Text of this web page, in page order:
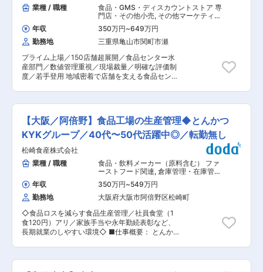
れ、食品産業優良企業等表彰において「農林水産
大臣賞」を受賞。また2019年にも地域社会への貢
献が高く評価され、千葉県優秀企業経営者表彰に
おいて「知事賞」を受賞するなど、企業としても
多方面で認められる存在となっています。 ◇持続
可能な未来を目指す環境保護活動 再生可能エネル
ギーの活用を推進しており、2024年には自社物
流センターの屋上に太陽光発電設備を設置し、電
活用しております。 様々な活動を通じて地球環境
の保全に対して企業として貢献しています。 変更
程」3を「製品工程」4を「包装工程」と呼んでお
ります。すべての工程を中央制御室で管理するポ
ジションが班長です。 ■業務詳細 ・入社後は
「液工程」「製品工程」「包装工程」いずれかの
ポジションに配属されます ・上記の工程を習熟し
た後は、全工程を統括する班長ポジションを目指
す事が可能です ・自動化が進んでいるので、職人
技を必要とする手作業などはなく、機械操作がメ
インです（マニュアル有） ■組織構成 部長、課
長、班長4名、スタッフ15名（うち女性1名）が在
を学ぶ期間として、入社1ヶ月間は歴史やビジョ
ンおよび各部署の仕事を知るための基本研修（1
日1時間程度）を実施します。 ・複数の工程を経
験し、各ラインの技術を学んだ後、工場全体の管
理や後輩社員の育成もお任せしていきます。 ・若
手もチャレンジできる環境を整えております。昇
格チャレンジ制度があり、様々なキャリアの選択
肢もございます。 ■働き方 １直8:00〜16:30（所
定労働7.5H／休憩1H） ２直13:30〜22:00（所定
労働7.5H／休憩1H） ３直22:00〜8:00（所定労
働9.0H／休憩1H）※土曜は月1〜2回出勤 ・シフ
トは、1直〜3直の週単位交替勤務です（日曜は完
全休業） ・3直勤務の週は、明け休みとして1日
が、祝日は生産計画に合わせて出勤となる場合が
あります（振休取得） ・1人作業が可能となるま
業種 / 職種
食品・GMS・ディスカウントストア 専
門店・その他小売, その他マーケティン
グ・商品企画・広告宣伝 生産管理（食
品・香料・飼料）
年収 350万円~649万円
勤務地
三重県亀山市関町市瀬
プライム上場／150店舗超展開／食品センター水
産部門／数値管理重視／現場裁量／明確な評価制
度／若手登用 地域密着で店舗を支える食品センタ
くりで現場を動かす力が活きる環境です。若手に
も早期から役割を任せ、成果が評価に反映されま
す。 ★若手からベテランまで継続的な成長をサポ
ートしています。人材育成にも非常に力を入れて
おります。 ■働き方： ・年間休日117日 ・残業は
全社平均10時間程度 ・休日出勤原則禁止 ・半期
に1回5連休取得可能 ・年1回自己申告制度が有
り、希望や適性により様々な職種に挑戦が可能 ■
業務詳細： 同社の食品センター（水産部門）に
て、各店舗への商品供給に関する管理業務全般を
お任せします。 ■具体的には： ・商品管理：発
注、入荷〜出荷までの工程管理、在庫管理など ・
マネジメント業務：歩留まりやコスト等の数値管
理、効率的な稼働計画の立案・実行など ◎水産加
工の技術よりも、PCを用いたデータ分析や数値
管理、仕組みづくりのマネジメント能力を重視す
【大阪／阿倍野】食品工場の生産管理◆とんかつ
KYKグループ／40代〜50代活躍中◎／転勤無し
松崎食産株式会社
業種 / 職種
食品・飲料メーカー（原料含む） ファ
ーストフード関連, 倉庫管理・在庫管理
生産管理（食品・香料・飼料）
年収 350万円~549万円
勤務地
大阪府大阪市阿倍野区松崎町
◇食品ロスを減らす食品生産管理／社員食堂（1
食120円）アリ／家族手当や永年勤続表彰など、
長期就業のしやすい環境◇ ■仕事概要： とんか
産管理をお任せいたします。 安全・品質・納期を
守りながら、効率的な生産体制を構築・運用する